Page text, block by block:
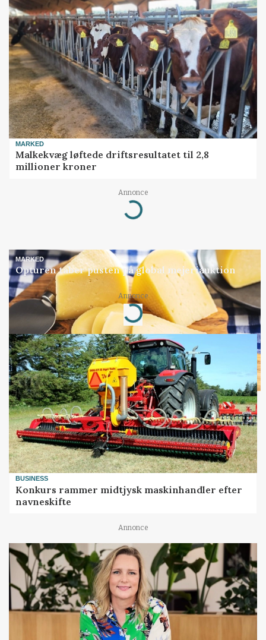
MARKED
Malkekvæg løftede driftsresultatet til 2,8
millioner kroner
Annonce
Loading...
MARKED
Opturen taber pusten på global mejeriauktion
Annonce
Loading...
BUSINESS
Konkurs rammer midtjysk maskinhandler efter
navneskifte
Annonce